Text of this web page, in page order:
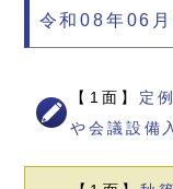
令和08年06
【1面】 定
や会議設備